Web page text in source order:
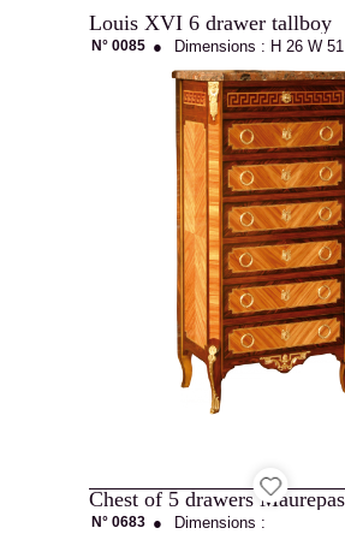
Louis XVI 6 drawer tallboy
N° 0085 ● Dimensions : H 26 W 51
N° 0683 ● Dimensions :